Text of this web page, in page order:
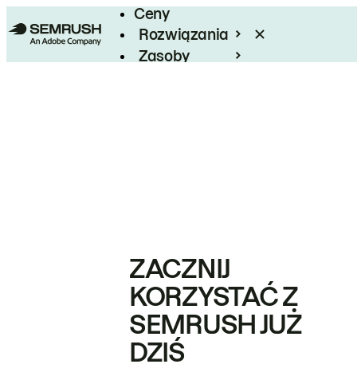
Ceny
Rozwiązania
Zasoby
ZACZNIJ
KORZYSTAĆ Z
SEMRUSH JUŻ
DZIŚ